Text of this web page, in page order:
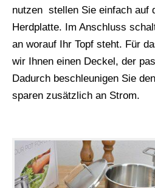
nutzen stellen Sie einfach auf
Herdplatte. Im Anschluss
an worauf Ihr Topf steht. Für
wir Ihnen einen Deckel, der
Dadurch beschleunigen Sie
sparen zusätzlich an Strom.